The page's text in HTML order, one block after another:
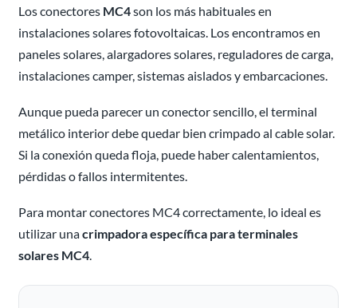
Los conectores MC4son los más habituales en
instalaciones solares fotovoltaicas. Los encontramos en
paneles solares, alargadores solares, reguladores de carga,
instalaciones camper, sistemas aislados y embarcaciones.
Aunque pueda parecer un conector sencillo, el terminal
metálico interior debe quedar bien crimpado al cable solar.
Si la conexión queda floja, puede haber calentamientos,
pérdidas o fallos intermitentes.
Para montar conectores MC4 correctamente, lo ideal es
utilizar unacrimpadora específica para terminales
solares MC4.